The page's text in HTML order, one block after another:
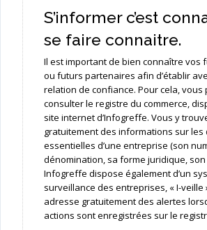
S’informer c’est
se faire connaitre.
Il est important de bien connaître vos
ou futurs partenaires afin d’établir
relation de confiance. Pour cela, vous
consulter le registre du commerce,
site internet d’Infogreffe. Vous y
gratuitement des informations sur les
essentielles d’une entreprise (son
dénomination, sa forme juridique,
Infogreffe dispose également d’un
surveillance des entreprises, « I-veille
adresse gratuitement des alertes
actions sont enregistrées sur le